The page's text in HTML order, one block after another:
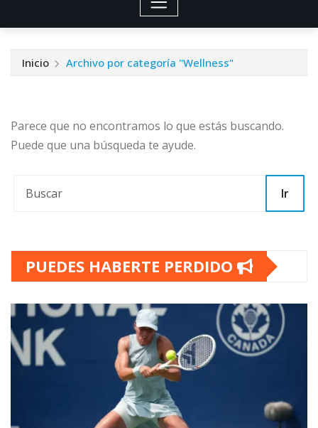
Inicio Archivo por categoría "Wellness"
Parece que no encontramos lo que estás buscando.
Puede que una búsqueda te ayude.
Ir
PUEDES HABERTE PERDIDO